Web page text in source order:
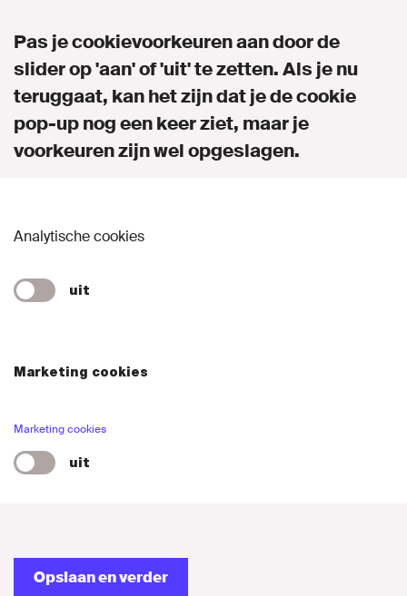
Pas je cookievoorkeuren aan door de
slider op 'aan' of 'uit' te zetten. Als je nu
teruggaat, kan het zijn dat je de cookie
pop-up nog een keer ziet, maar je
voorkeuren zijn wel opgeslagen.
Analytische cookies
uit
Marketing cookies
Marketing cookies
uit
Opslaan en verder
Agenda
Naar GroenLinks.nl